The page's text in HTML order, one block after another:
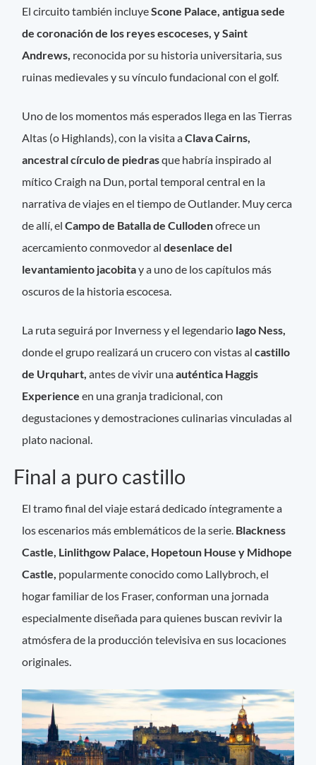
El circuito también incluyeScone Palace, antigua sede
de coronación de los reyes escoceses, y Saint
Andrews, reconocida por su historia universitaria, sus
ruinas medievales y su vínculo fundacional con el golf.
Uno de los momentos más esperados llega en las Tierras
Altas (o Highlands), con la visita aClava Cairns,
ancestral círculo de piedrasque habría inspirado al
mítico Craigh na Dun, portal temporal central en la
narrativa de viajes en el tiempo de Outlander. Muy cerca
de allí, elCampo de Batalla de Cullodenofrece un
acercamiento conmovedor aldesenlace del
levantamiento jacobitay a uno de los capítulos más
oscuros de la historia escocesa.
La ruta seguirá por Inverness y el legendario lago Ness,
donde el grupo realizará un crucero con vistas al castillo
de Urquhart, antes de vivir unaauténtica Haggis
Experience en una granja tradicional, con
degustaciones y demostraciones culinarias vinculadas al
plato nacional.
Final a puro castillo
El tramo final del viaje estará dedicado íntegramente a
los escenarios más emblemáticos de la serie. Blackness
Castle, Linlithgow Palace, Hopetoun House y Midhope
Castle, popularmente conocido como Lallybroch, el
hogar familiar de los Fraser, conforman una jornada
especialmente diseñada para quienes buscan revivir la
atmósfera de la producción televisiva en sus locaciones
originales.